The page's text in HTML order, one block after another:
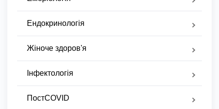
Ендокринологія
Жіноче здоров'я
Інфектологія
ПостCOVID